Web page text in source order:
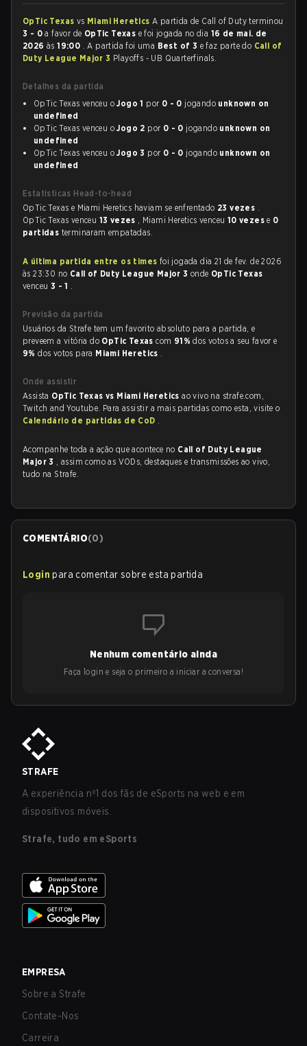
OpTic Texas vs Miami HereticsA partida de Call of Duty terminou
3 - 0 a favor de OpTic Texas e foi jogada no dia 16 de mai. de
2026 às19:00 . A partida foi uma Best of 3 e faz parte do Call of
Duty League Major 3 Playoffs - UB Quarterfinals.
Detalhes da partida
OpTic Texas venceu oJogo 1 por 0 - 0 jogando unknown on
undefined
OpTic Texas venceu oJogo 2 por 0 - 0 jogando unknown on
undefined
OpTic Texas venceu oJogo 3 por 0 - 0 jogando unknown on
undefined
Estatísticas Head-to-head
OpTic Texas e Miami Heretics haviam se enfrentado 23 vezes .
OpTic Texas venceu 13 vezes , Miami Heretics venceu 10 vezese 0
partidas terminaram empatadas.
A última partida entre os times foi jogada dia 21 de fev. de 2026
às 23:30 no Call of Duty League Major 3onde OpTic Texas
venceu 3 - 1 .
Previsão da partida
Usuários da Strafe tem um favorito absoluto para a partida, e
preveem a vitória do OpTic Texascom 91%dos votos a seu favor e
9%dos votos para Miami Heretics .
Onde assistir
Assista OpTic Texas vs Miami Hereticsao vivo na strafe.com,
Twitch and Youtube. Para assistir a mais partidas como esta, visite o
Calendário de partidas de CoD .
Acompanhe toda a ação que acontece no Call of Duty League
Major 3 , assim como as VODs, destaques e transmissões ao vivo,
tudo na Strafe.
COMENTÁRIO(0)
Login para comentar sobre esta partida
Nenhum comentário ainda
Faça login e seja o primeiro a iniciar a conversa!
STRAFE
A experiência nº1 dos fãs de eSports na web e em
dispositivos móveis.
Strafe, tudo em eSports
EMPRESA
Sobre a Strafe
Contate-Nos
Carreira